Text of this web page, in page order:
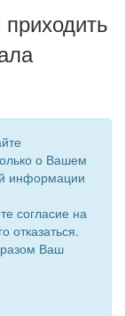
ВОС. Все
о Вашем
информации
согласие на
отказаться.
Ваш